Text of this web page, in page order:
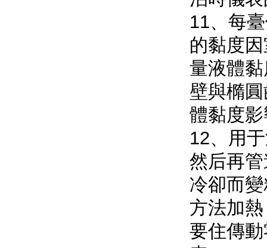
11、
的黏度因
量液體黏
壁與橢圓
體黏度影
12、
然后再管
冷卻而變
方法加熱
要住傳動